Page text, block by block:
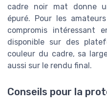
cadre noir mat donne
épuré. Pour les
compromis intéressant
disponible sur des
couleur du cadre, sa
aussi sur le rendu final.
Conseils pour la